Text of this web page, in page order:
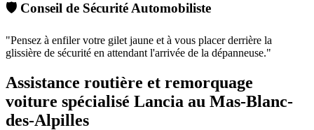
🛡️ Conseil de Sécurité Automobiliste
"Pensez à enfiler votre gilet jaune et à vous placer derrière la
glissière de sécurité en attendant l'arrivée de la dépanneuse."
Assistance routière et remorquage
voiture spécialisé Lancia au Mas-Blanc-
des-Alpilles